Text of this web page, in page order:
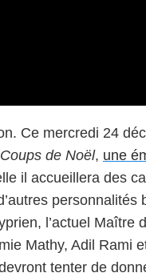
Ce mercredi 24
de Noël, une
il accueillera des
l’actuel Maître
Mathy, Adil Rami
tenter de